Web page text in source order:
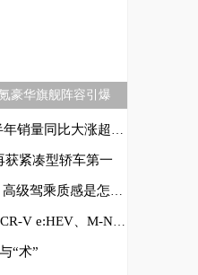
豪华旗舰阵容引爆
超45% 彰显民族品牌硬实力
获紧凑型轿车第一
驾乘质感是怎么来的
、M-NV即将上市
“术”